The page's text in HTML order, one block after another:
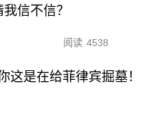
信不信？
阅读 4538
这是在给菲律宾掘墓！